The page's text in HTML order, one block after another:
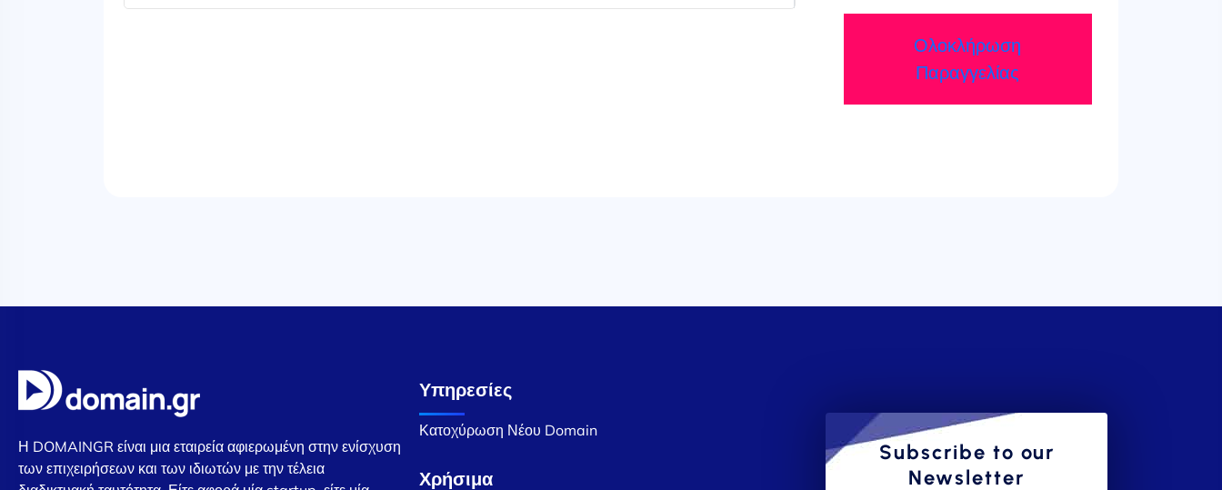
Ολοκλήρωση
Παραγγελίας
Η DOMAINGR είναι μια εταιρεία αφιερωμένη στην ενίσχυση
των επιχειρήσεων και των ιδιωτών με την τέλεια
Υπηρεσίες
Κατοχύρωση Νέου Domain
Χρήσιμα
Subscribe to our
Newsletter